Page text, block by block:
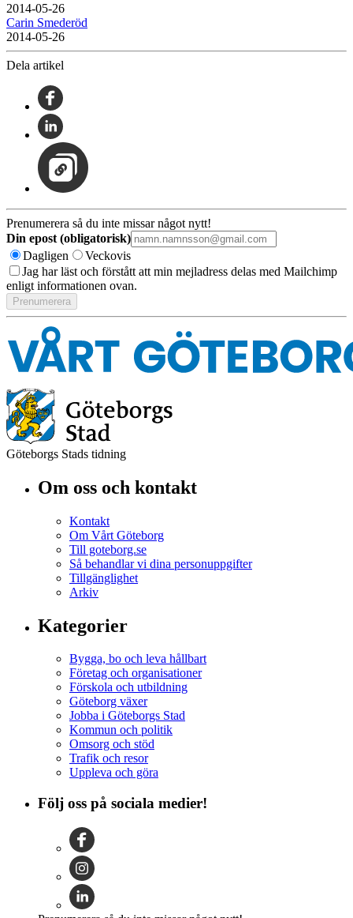
2014-05-26
Carin Smederöd
2014-05-26
Dela artikel
Prenumerera så du inte missar något nytt!
Din epost (obligatorisk)
Dagligen
Veckovis
Jag har läst och förstått att min mejladress delas med Mailchimp
enligt informationen ovan.
Göteborgs Stads tidning
Om oss och kontakt
Kontakt
Om Vårt Göteborg
Till goteborg.se
Så behandlar vi dina personuppgifter
Tillgänglighet
Arkiv
Kategorier
Bygga, bo och leva hållbart
Företag och organisationer
Förskola och utbildning
Göteborg växer
Jobba i Göteborgs Stad
Kommun och politik
Omsorg och stöd
Trafik och resor
Uppleva och göra
Följ oss på sociala medier!